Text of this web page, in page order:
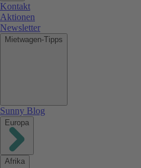
Kontakt
Aktionen
Newsletter
Mietwagen-Tipps
Sunny Blog
Europa
Afrika